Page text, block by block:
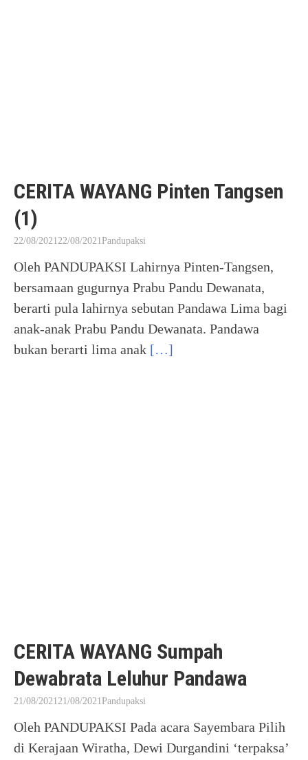
CERITA WAYANG Pinten Tangsen
(1)
22/08/202122/08/2021Pandupaksi
Oleh PANDUPAKSI Lahirnya Pinten-Tangsen,
bersamaan gugurnya Prabu Pandu Dewanata,
berarti pula lahirnya sebutan Pandawa Lima bagi
anak-anak Prabu Pandu Dewanata. Pandawa
bukan berarti lima anak […]
CERITA WAYANG Sumpah
Dewabrata Leluhur Pandawa
21/08/202121/08/2021Pandupaksi
Oleh PANDUPAKSI Pada acara Sayembara Pilih
di Kerajaan Wiratha, Dewi Durgandini ‘terpaksa’